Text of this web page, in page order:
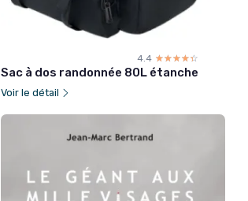
4.4 ☆☆☆☆☆
★★★★★
Sac à dos randonnée 80L étanche
Voir le détail